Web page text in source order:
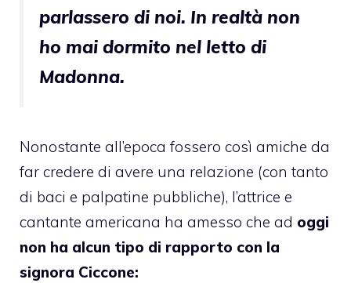
parlassero di noi. In realtà non
ho mai dormito nel letto di
Madonna.
Nonostante all’epoca fossero così amiche da
far credere di avere una relazione (con tanto
di baci e palpatine pubbliche), l’attrice e
cantante americana ha amesso che ad oggi
non ha alcun tipo di rapporto con la
signora Ciccone: